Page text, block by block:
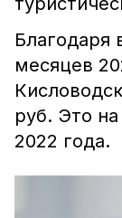
Благодаря
месяцев
руб. Это
2022 года.